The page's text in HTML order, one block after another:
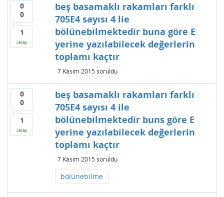
0
0
1
cevap
beş basamaklı rakamları farklı
705E4 sayısı 4 lie
bölünebilmektedir buna göre E
yerine yazılabilecek değerlerin
toplamı kaçtır
7 Kasım 2015 soruldu
0
0
1
cevap
beş basamaklı rakamları farklı
705E4 sayısı 4 ile
bölünebilmektedir buns göre E
yerine yazılabilecek değerlerin
toplamı kaçtır
7 Kasım 2015 soruldu
bölünebilme